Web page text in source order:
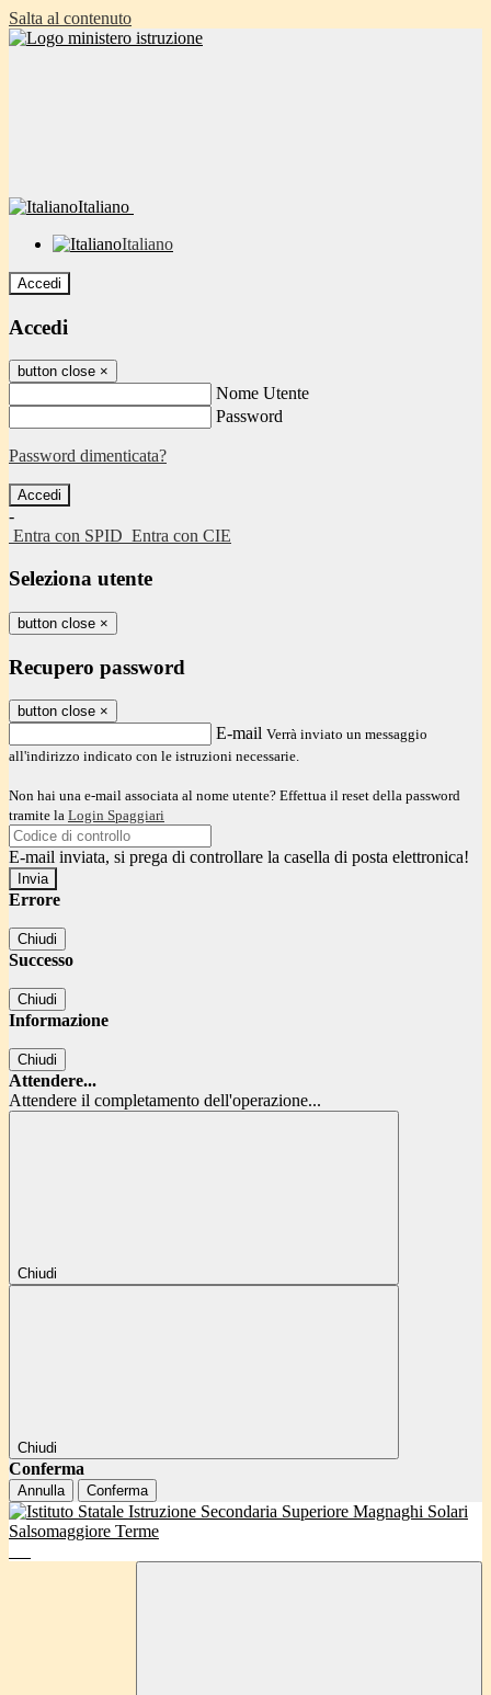
Salta al contenuto
Italiano
Italiano
Accedi
Accedi
button close ×
Nome Utente
Password
Password dimenticata?
-
Entra con SPID Entra con CIE
Seleziona utente
button close ×
Recupero password
button close ×
E-mail Verrà inviato un messaggio
all'indirizzo indicato con le istruzioni necessarie.
Non hai una e-mail associata al nome utente? Effettua il reset della password
tramite la Login Spaggiari
E-mail inviata, si prega di controllare la casella di posta elettronica!
Errore
Chiudi
Successo
Chiudi
Informazione
Chiudi
Attendere...
Attendere il completamento dell'operazione...
Chiudi
Chiudi
Conferma
Annulla Conferma